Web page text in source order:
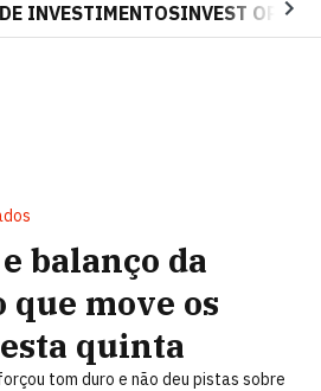
INVESTIMENTOSINVEST OPINA
balanço da
que move os
quinta
tom duro e não deu pistas sobre